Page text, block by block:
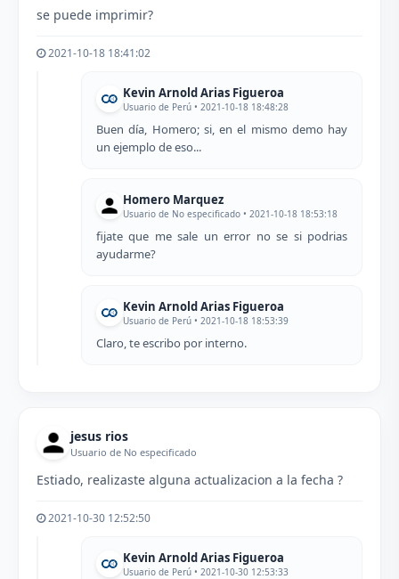
se puede imprimir?
2021-10-18 18:41:02
Kevin Arnold Arias Figueroa
Usuario de Perú • 2021-10-18 18:48:28
Buen día, Homero; si, en el mismo demo hay
un ejemplo de eso...
Homero Marquez
Usuario de No especificado • 2021-10-18 18:53:18
fijate que me sale un error no se si podrias
ayudarme?
Kevin Arnold Arias Figueroa
Usuario de Perú • 2021-10-18 18:53:39
Claro, te escribo por interno.
jesus rios
Usuario de No especificado
Estiado, realizaste alguna actualizacion a la fecha ?
2021-10-30 12:52:50
Kevin Arnold Arias Figueroa
Usuario de Perú • 2021-10-30 12:53:33